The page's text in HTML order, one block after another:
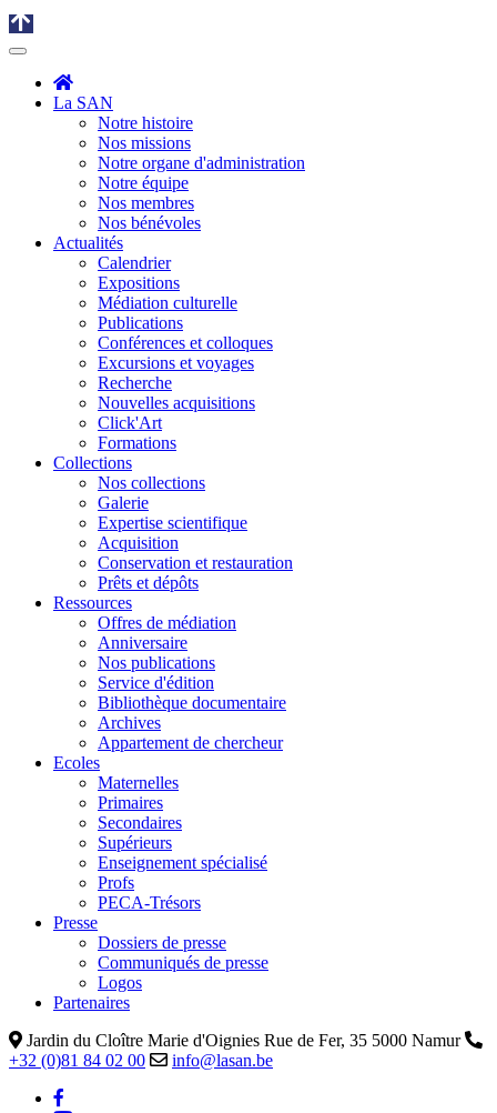
La SAN
Notre histoire
Nos missions
Notre organe d'administration
Notre équipe
Nos membres
Nos bénévoles
Actualités
Calendrier
Expositions
Médiation culturelle
Publications
Conférences et colloques
Excursions et voyages
Recherche
Nouvelles acquisitions
Click'Art
Formations
Collections
Nos collections
Galerie
Expertise scientifique
Acquisition
Conservation et restauration
Prêts et dépôts
Ressources
Offres de médiation
Anniversaire
Nos publications
Service d'édition
Bibliothèque documentaire
Archives
Appartement de chercheur
Ecoles
Maternelles
Primaires
Secondaires
Supérieurs
Enseignement spécialisé
Profs
PECA-Trésors
Presse
Dossiers de presse
Communiqués de presse
Logos
Partenaires
Jardin du Cloître Marie d'Oignies Rue de Fer, 35 5000 Namur
+32 (0)81 84 02 00
info@lasan.be